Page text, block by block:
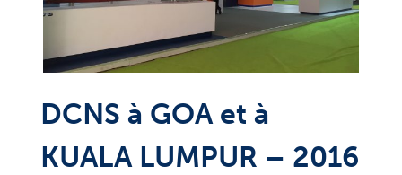
DCNS à GOA et à
KUALA LUMPUR – 2016